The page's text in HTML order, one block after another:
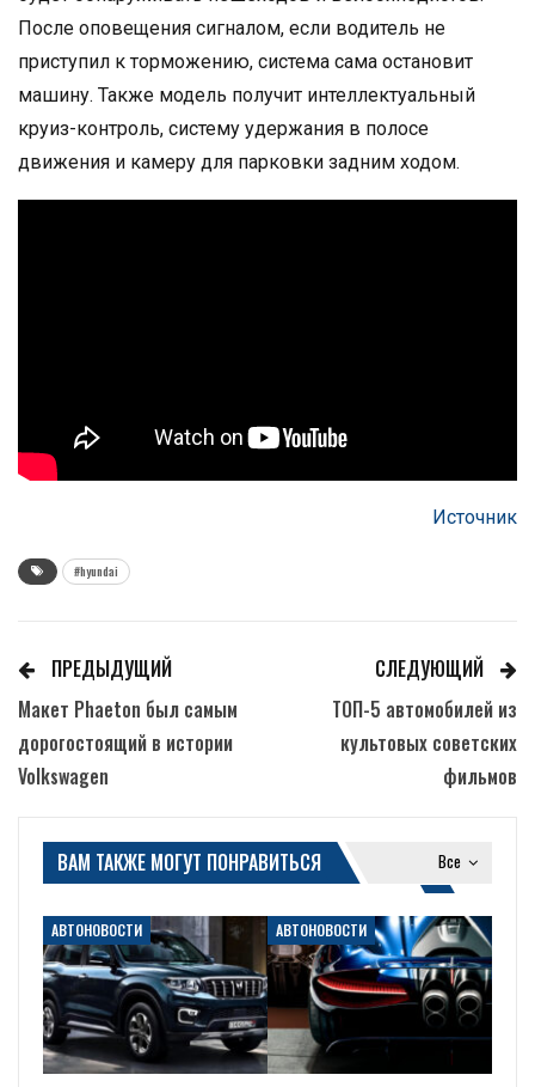
После оповещения сигналом, если водитель не
приступил к торможению, система сама остановит
машину. Также модель получит интеллектуальный
круиз-контроль, систему удержания в полосе
движения и камеру для парковки задним ходом.
Источник
#hyundai
ПРЕДЫДУЩИЙ
Макет Phaeton был самым
дорогостоящий в истории
Volkswagen
СЛЕДУЮЩИЙ
ТОП-5 автомобилей из
культовых советских
фильмов
Все
ВАМ ТАКЖЕ МОГУТ ПОНРАВИТЬСЯ
АВТОНОВОСТИ АВТОНОВОСТИ